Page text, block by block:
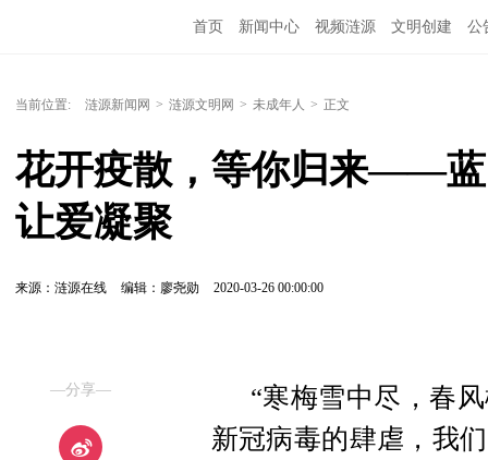
首页 新闻中心 视频涟源 文明创建 公
当前位置: 涟源新闻网 > 涟源文明网 > 未成年人 > 正文
花开疫散，等你归来——蓝
让爱凝聚
来源：涟源在线 编辑：廖尧勋 2020-03-26 00:00:00
—分享—
“寒梅雪中尽，春
新冠病毒的肆虐，我